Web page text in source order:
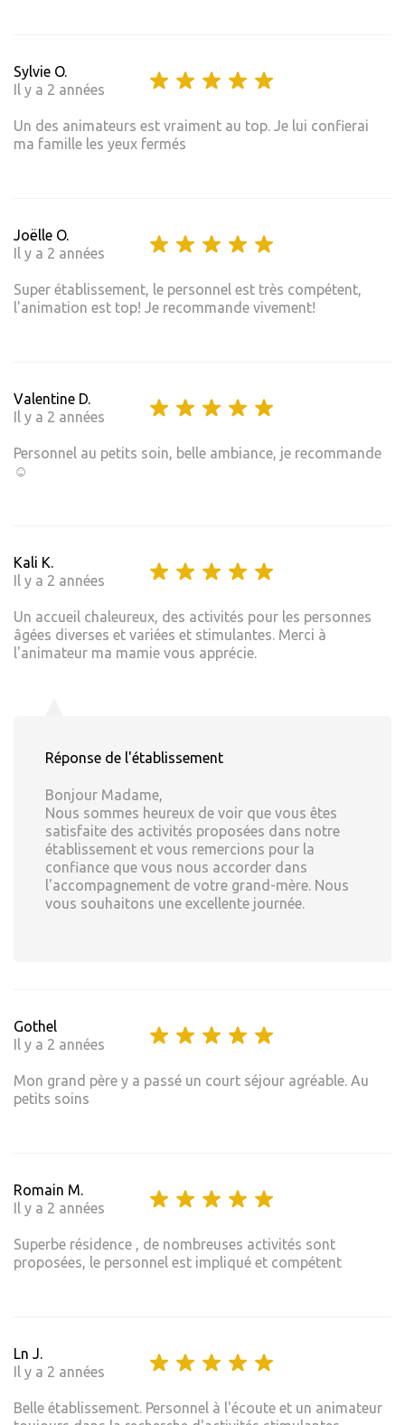
Sylvie O.
Il y a 2 années
Un des animateurs est vraiment au top. Je lui confierai
ma famille les yeux fermés
Joëlle O.
Il y a 2 années
Super établissement, le personnel est très compétent,
l'animation est top! Je recommande vivement!
Valentine D.
Il y a 2 années
Personnel au petits soin, belle ambiance, je recommande
☺️
Kali K.
Il y a 2 années
Un accueil chaleureux, des activités pour les personnes
âgées diverses et variées et stimulantes. Merci à
l'animateur ma mamie vous apprécie.
Réponse de l'établissement
Bonjour Madame,
Nous sommes heureux de voir que vous êtes
satisfaite des activités proposées dans notre
établissement et vous remercions pour la
confiance que vous nous accorder dans
l'accompagnement de votre grand-mère. Nous
vous souhaitons une excellente journée.
Gothel
Il y a 2 années
Mon grand père y a passé un court séjour agréable. Au
petits soins
Romain M.
Il y a 2 années
Superbe résidence , de nombreuses activités sont
proposées, le personnel est impliqué et compétent
Ln J.
Il y a 2 années
Belle établissement. Personnel à l'écoute et un animateur